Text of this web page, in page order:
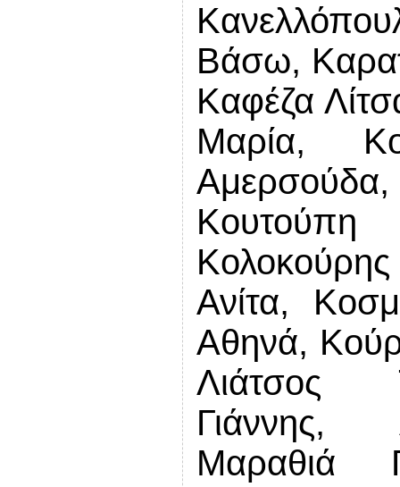
Βάσω,
Καφέζα
Μαρία,
Ανίτα,
Αθηνά,
Λιάτσος
Γιάννης,
Μαραθιά